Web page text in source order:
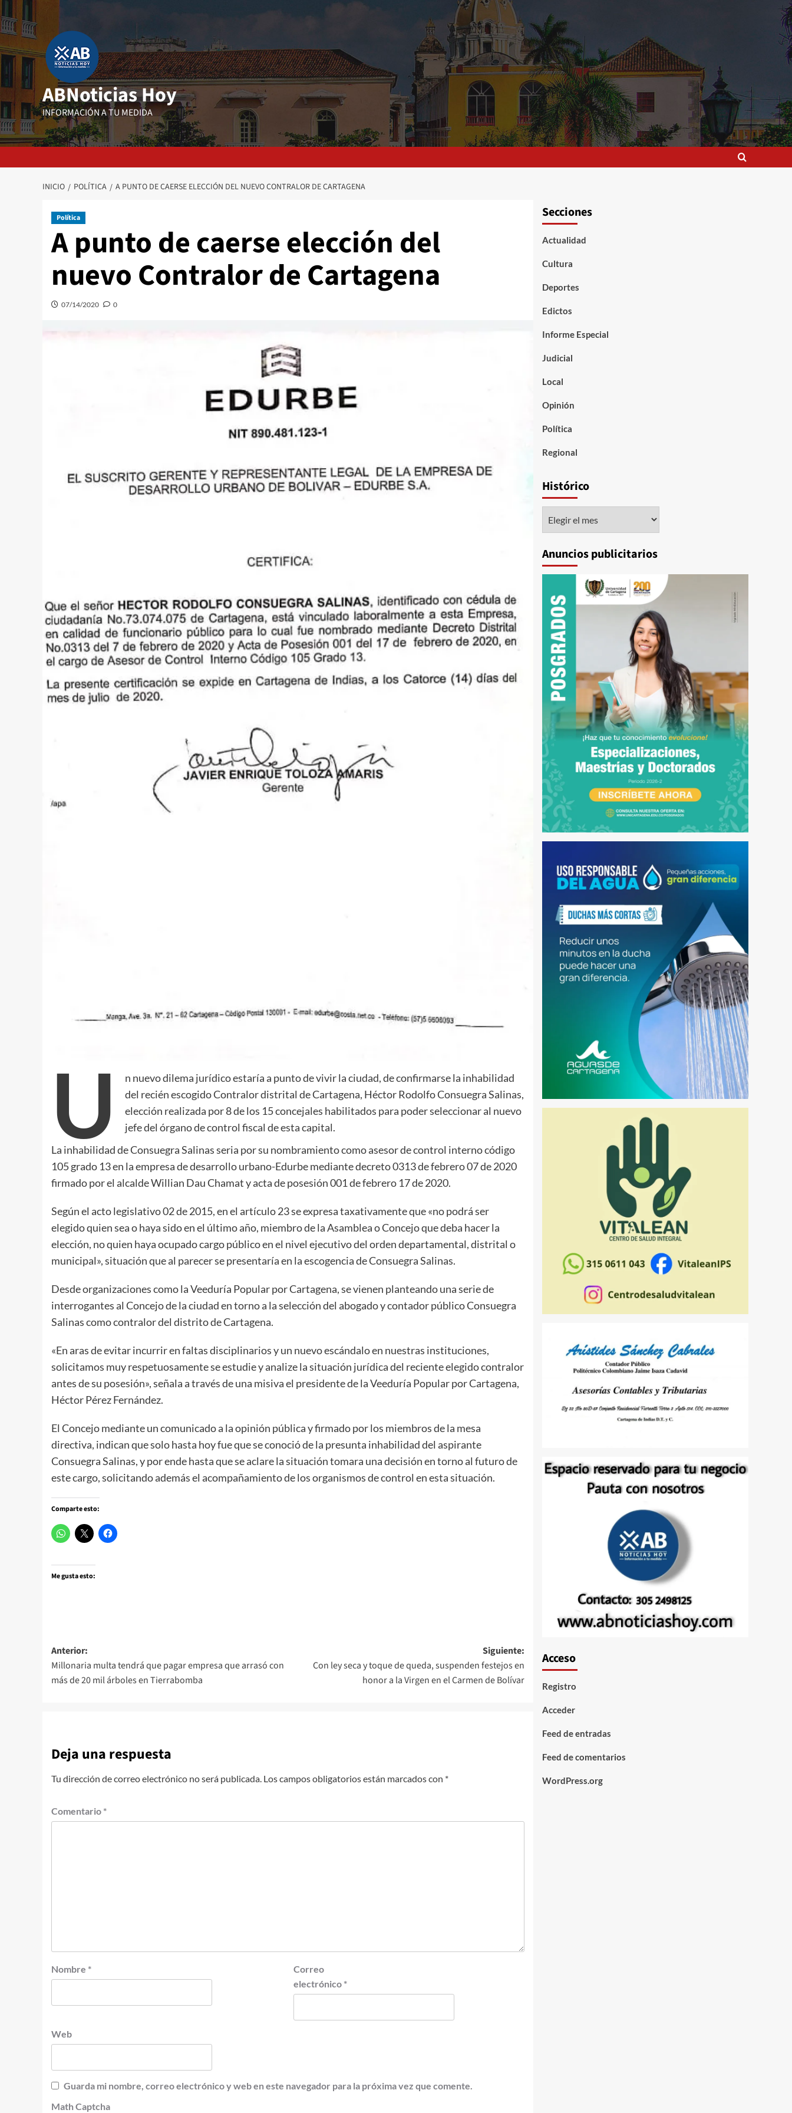
al
contenido
ABNoticias Hoy
INFORMACIÓN A TU MEDIDA
INICIO POLÍTICA A PUNTO DE CAERSE ELECCIÓN DEL NUEVO CONTRALOR DE CARTAGENA
Política
A punto de caerse elección del
nuevo Contralor de Cartagena
07/14/2020 0
U
n nuevo dilema jurídico estaría a punto de vivir la ciudad, de confirmarse la inhabilidad
del recién escogido Contralor distrital de Cartagena, Héctor Rodolfo Consuegra Salinas,
elección realizada por 8 de los 15 concejales habilitados para poder seleccionar al nuevo
jefe del órgano de control fiscal de esta capital.
La inhabilidad de Consuegra Salinas seria por su nombramiento como asesor de control interno código
105 grado 13 en la empresa de desarrollo urbano-Edurbe mediante decreto 0313 de febrero 07 de 2020
firmado por el alcalde Willian Dau Chamat y acta de posesión 001 de febrero 17 de 2020.
Según el acto legislativo 02 de 2015, en el artículo 23 se expresa taxativamente que «no podrá ser
elegido quien sea o haya sido en el último año, miembro de la Asamblea o Concejo que deba hacer la
elección, no quien haya ocupado cargo público en el nivel ejecutivo del orden departamental, distrital o
municipal», situación que al parecer se presentaría en la escogencia de Consuegra Salinas.
Desde organizaciones como la Veeduría Popular por Cartagena, se vienen planteando una serie de
interrogantes al Concejo de la ciudad en torno a la selección del abogado y contador público Consuegra
Salinas como contralor del distrito de Cartagena.
«En aras de evitar incurrir en faltas disciplinarios y un nuevo escándalo en nuestras instituciones,
solicitamos muy respetuosamente se estudie y analize la situación jurídica del reciente elegido contralor
antes de su posesión», señala a través de una misiva el presidente de la Veeduría Popular por Cartagena,
Héctor Pérez Fernández.
El Concejo mediante un comunicado a la opinión pública y firmado por los miembros de la mesa
directiva, indican que solo hasta hoy fue que se conoció de la presunta inhabilidad del aspirante
Consuegra Salinas, y por ende hasta que se aclare la situación tomara una decisión en torno al futuro de
este cargo, solicitando además el acompañamiento de los organismos de control en esta situación.
Comparte esto:
Me gusta esto:
Navegación
de
entradas
Anterior:
Millonaria multa tendrá que pagar empresa que arrasó con
más de 20 mil árboles en Tierrabomba
Siguiente:
Con ley seca y toque de queda, suspenden festejos en
honor a la Virgen en el Carmen de Bolívar
Deja una respuesta
Tu dirección de correo electrónico no será publicada. Los campos obligatorios están marcados con *
Comentario *
Nombre *
Correo
electrónico *
Web
Guarda mi nombre, correo electrónico y web en este navegador para la próxima vez que comente.
Math Captcha
Secciones
Actualidad
Cultura
Deportes
Edictos
Informe Especial
Judicial
Local
Opinión
Política
Regional
Histórico
Anuncios publicitarios
Acceso
Registro
Acceder
Feed de entradas
Feed de comentarios
WordPress.org